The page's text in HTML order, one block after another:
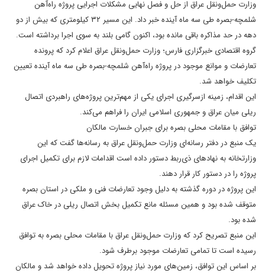
وزارت حمل‌ونقل عراق از حل و فصل نهایی مشکلات اجرایی پروژه راه‌آهن
شلمچه-بصره طی سه ماه آینده خبر داد. این مسیر ۳۲ کیلومتری که بیش از دو
دهه در حد مذاکره باقی مانده بود، اکنون گامی بلند به سوی اجرا برداشته است.
گروه اقتصادی خبرگزاری فارس؛ وزارت حمل‌ونقل عراق اعلام کرد که پرونده
تعارضات و موانع موجود در پروژه راه‌آهن شلمچه-بصره طی سه ماه آینده تعیین
تکلیف خواهد شد.
این اقدام، زمینه ازسرگیری اجرای یکی از مهم‌ترین پروژه‌های راهبردی اتصال
ریلی میان عراق و جمهوری اسلامی ایران را فراهم می‌کند.
توافق با مقامات محلی بصره برای جبران خسارت مالکان
یک منبع در دفتر رسانه‌ای وزارت حمل‌ونقل عراق به رسانه‌ها گفت که این
وزارتخانه به نهادهای ذی‌ربط دستور داده است اقدامات لازم برای تکمیل اجرای
پروژه را در دستور کار قرار دهند.
این پروژه در دوره گذشته به دلیل وجود تعارضات فنی و ملکی در استان بصره
متوقف شده بود و همین مسئله مانع تکمیل بخش اتصال ریلی در خاک عراق
شده بود.
این منبع تصریح کرد که وزارت حمل‌ونقل عراق با مقامات محلی بصره به توافق
رسیده است تا تمامی تعارضات موجود برطرف شود.
بر اساس این توافق، زمین‌های مورد نیاز پروژه تحویل داده خواهد شد و مالکان